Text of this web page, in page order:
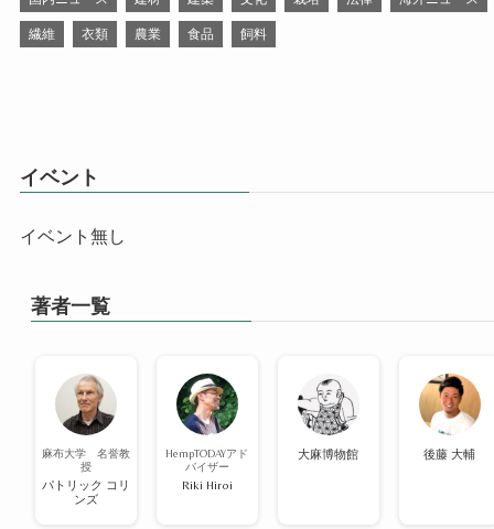
繊維 衣類 農業 食品 飼料
イベント
イベント無し
著者一覧
麻布大学 名誉教
授
パトリック コリ
ンズ
HempTODAYアド
バイザー
Riki Hiroi
大麻博物館 後藤 大輔